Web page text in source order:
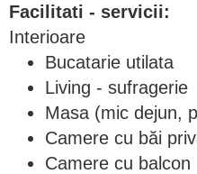
Facilitati - servicii:
Interioare
Bucatarie utilata
Living - sufragerie
Masa (mic dejun,
Camere cu băi
Camere cu balcon